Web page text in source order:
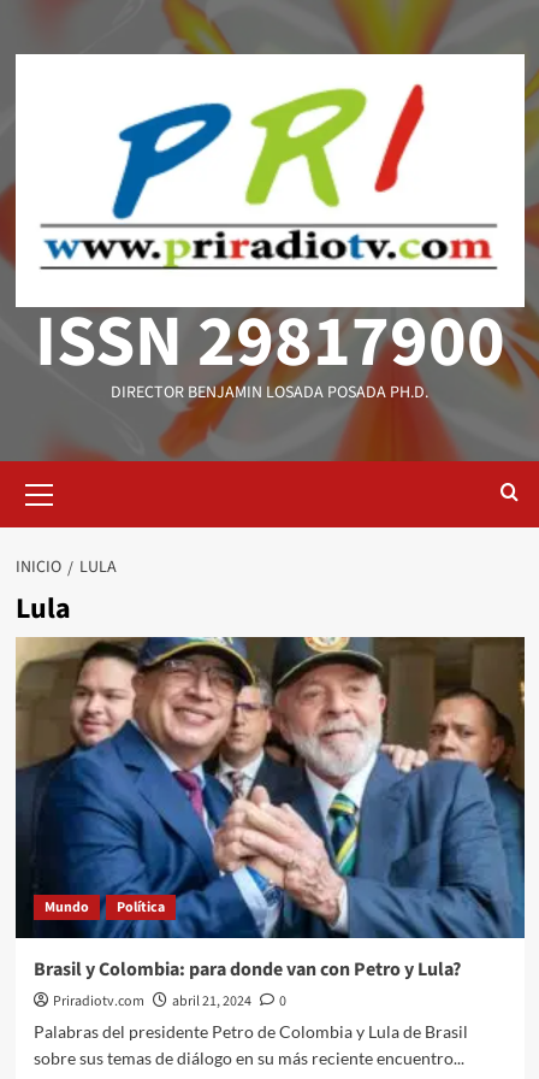
ISSN 29817900
DIRECTOR BENJAMIN LOSADA POSADA PH.D.
primario
INICIO LULA
Lula
Mundo Política
Brasil y Colombia: para donde van con Petro y Lula?
Priradiotv.com abril 21, 2024
0
Palabras del presidente Petro de Colombia y Lula de Brasil
sobre sus temas de diálogo en su más reciente encuentro...